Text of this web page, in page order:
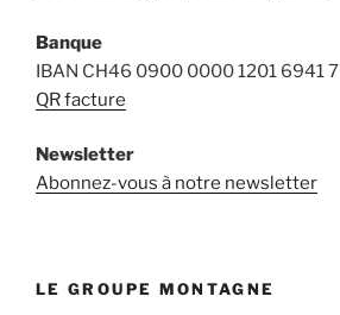
Banque
IBAN CH46 0900 0000 1201 6941 7
QR facture
Newsletter
Abonnez-vous à notre newsletter
LE GROUPE MONTAGNE